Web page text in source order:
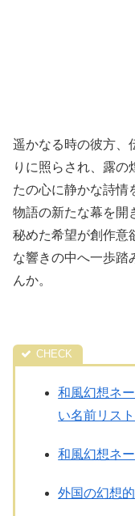
遥かなる時の彼方、
りに照らされ、露の
たの心に静かな詩情
物語の新たな幕を開
秘めた希望が創作意
な響きの中へ一歩踏
んか。
和風幻想ネ
い名前リスト
和風幻想ネ
外国の幻想